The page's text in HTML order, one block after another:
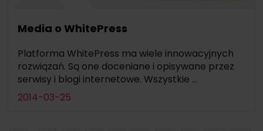
Media o WhitePress
Platforma WhitePress ma wiele innowacyjnych
rozwiązań. Są one doceniane i opisywane przez
serwisy i blogi internetowe. Wszystkie ...
2014-03-25